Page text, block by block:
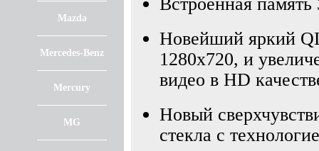
Mazda
Mercedes-Benz
Mercury
MG
Новейший яркий
1280х720, и
видео в HD
Новый
стекла с